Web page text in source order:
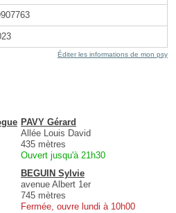
Éditer les informations de mon psy
PAVY Gérard
Allée Louis David
435 mètres
Ouvert jusqu'à 21h30
BEGUIN Sylvie
avenue Albert 1er
745 mètres
Fermée, ouvre lundi à 10h00